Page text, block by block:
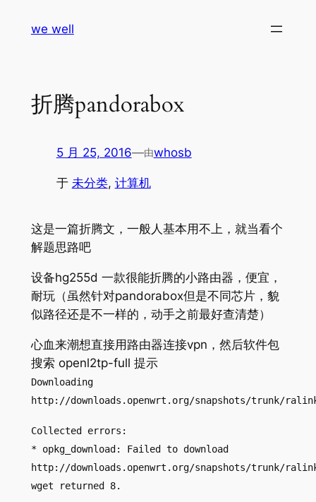
we well
折腾pandorabox
5 月 25, 2016—由whosb
于 未分类, 计算机
这是一篇折腾文，一般人基本用不上，就当看个
解题思路吧
设备hg255d 一款很能折腾的小路由器，便宜，
耐玩（虽然针对pandorabox但是不同芯片，貌
似路径还是不一样的，动手之前最好查清楚）
心血来潮想直接用路由器连接vpn，然后软件包
搜索 openl2tp-full 提示
Downloading
http://downloads.openwrt.org/snapshots/trunk/
Collected errors:
* opkg_download: Failed to download
http://downloads.openwrt.org/snapshots/trunk/
wget returned 8.